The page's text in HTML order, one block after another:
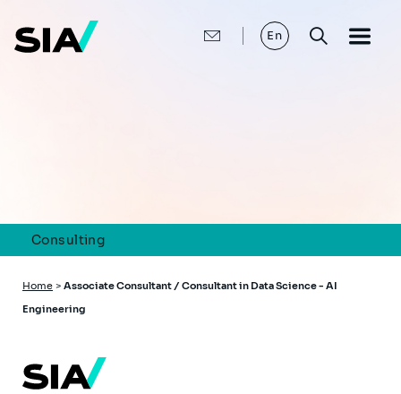
main
content
En
Consulting
Breadcrumb
Home > Associate Consultant / Consultant in Data Science - AI
Engineering